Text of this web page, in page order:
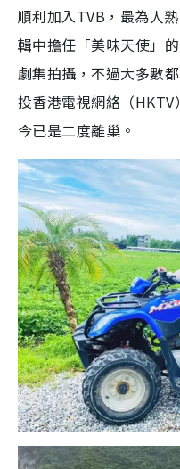
順利加入TVB，最為人
輯中擔任「美味天使」
劇集拍攝，不過大多數
投香港電視網絡（
今已是二度離巢。